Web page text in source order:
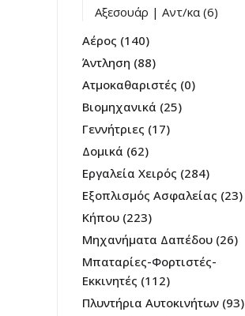
Αξεσουάρ | Αντ/κα (6)
Αέρος (140)
Άντληση (88)
Ατμοκαθαριστές (0)
Βιομηχανικά (25)
Γεννήτριες (17)
Δομικά (62)
Εργαλεία Χειρός (284)
Εξοπλισμός Ασφαλείας (23)
Κήπου (223)
Μηχανήματα Δαπέδου (26)
Μπαταρίες-Φορτιστές-
Εκκινητές (112)
Πλυντήρια Αυτοκινήτων (93)